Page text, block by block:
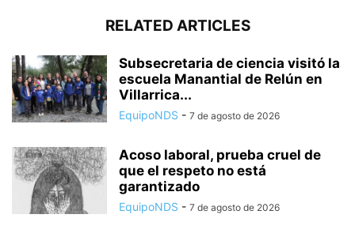
RELATED ARTICLES
Subsecretaria de ciencia visitó la
escuela Manantial de Relún en
Villarrica...
EquipoNDS - 7 de agosto de 2026
Acoso laboral, prueba cruel de
que el respeto no está
garantizado
EquipoNDS - 7 de agosto de 2026